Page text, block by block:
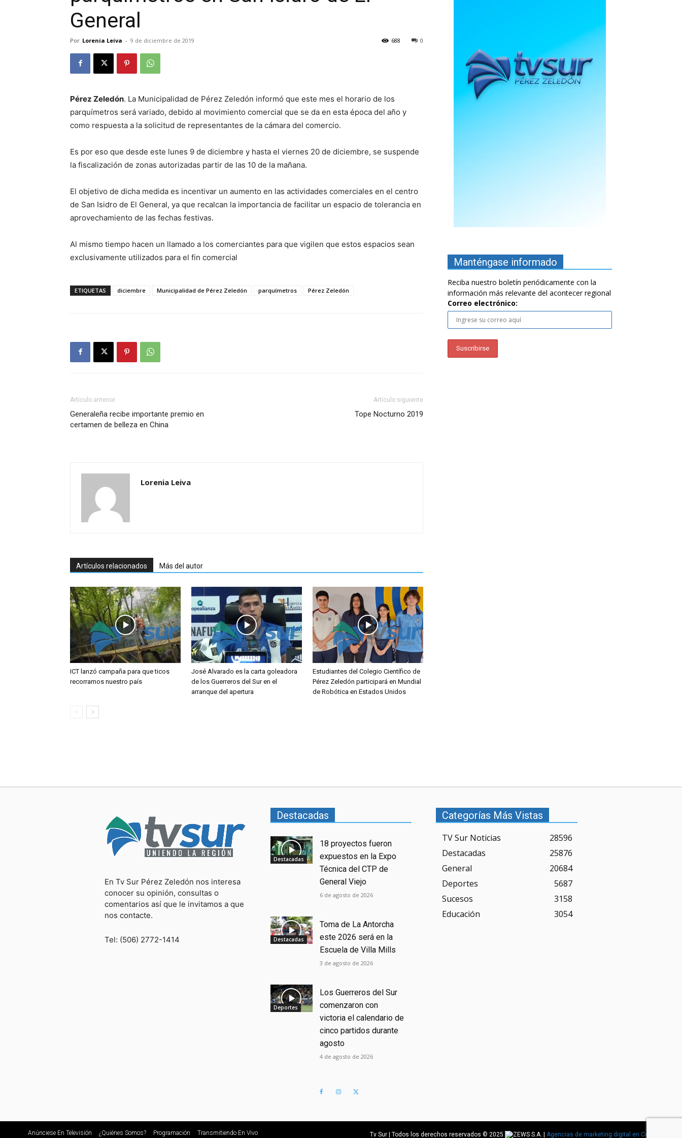
General
Por Lorenia Leiva - 9 de diciembre de 2019 0
688
Pérez Zeledón. La Municipalidad de Pérez Zeledón informó que este mes el horario de los
parquímetros será variado, debido al movimiento comercial que se da en esta época del año y
como respuesta a la solicitud de representantes de la cámara del comercio.
Es por eso que desde este lunes 9 de diciembre y hasta el viernes 20 de diciembre, se suspende
la fiscalización de zonas autorizadas partir de las 10 de la mañana.
El objetivo de dicha medida es incentivar un aumento en las actividades comerciales en el centro
de San Isidro de El General, ya que recalcan la importancia de facilitar un espacio de tolerancia en
aprovechamiento de las fechas festivas.
Al mismo tiempo hacen un llamado a los comerciantes para que vigilen que estos espacios sean
exclusivamente utilizados para el fin comercial
ETIQUETAS diciembre Municipalidad de Pérez Zeledón parquímetros Pérez Zeledón
Artículo anterior
Generaleña recibe importante premio en
certamen de belleza en China
Artículo siguiente
Tope Nocturno 2019
Lorenia Leiva
Artículos relacionados Más del autor
ICT lanzó campaña para que ticos
recorramos nuestro país
José Alvarado es la carta goleadora
de los Guerreros del Sur en el
arranque del apertura
Estudiantes del Colegio Científico de
Pérez Zeledón participará en Mundial
de Robótica en Estados Unidos
Manténgase informado
Reciba nuestro boletín periódicamente con la
información más relevante del acontecer regional
Correo electrónico:
En Tv Sur Pérez Zeledón nos interesa
conocer su opinión, consultas o
comentarios así que le invitamos a que
nos contacte.
Tel: (506) 2772-1414
Destacadas
Destacadas
18 proyectos fueron
expuestos en la Expo
Técnica del CTP de
General Viejo
6 de agosto de 2026
Destacadas
Toma de La Antorcha
este 2026 será en la
Escuela de Villa Mills
3 de agosto de 2026
Deportes
Los Guerreros del Sur
comenzaron con
victoria el calendario de
cinco partidos durante
agosto
4 de agosto de 2026
Categorías Más Vistas
TV Sur Noticias
28596
Destacadas
25876
General
20684
Deportes
5687
Sucesos
3158
Educación
3054
Anúnciese En Televisión ¿Quiénes Somos? Programación Transmitiendo En Vivo Tv Sur | Todos los derechos reservados © 2025 Agencias de marketing digital en Costa